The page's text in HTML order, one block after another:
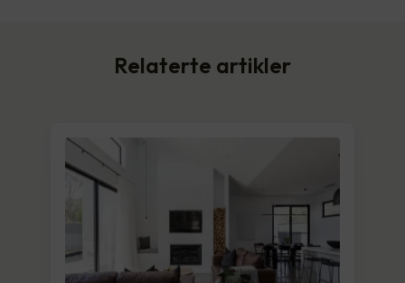
Relaterte artikler